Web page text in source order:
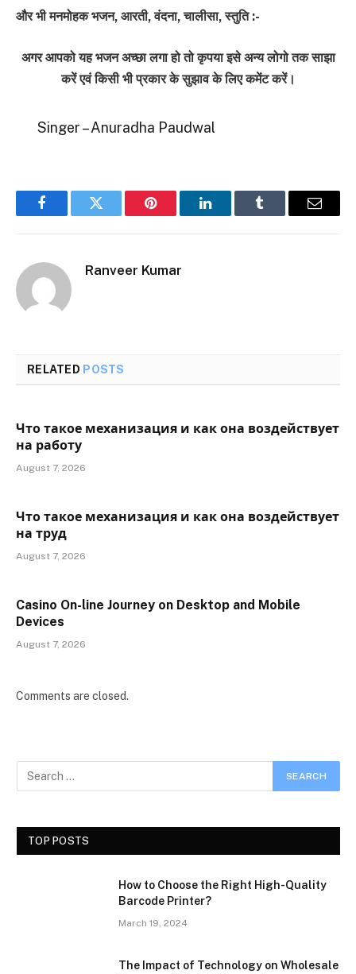
और भी मनमोहक भजन, आरती, वंदना, चालीसा, स्तुति :-
अगर आपको यह भजन अच्छा लगा हो तो कृपया इसे अन्य लोगो तक साझा
करें एवं किसी भी प्रकार के सुझाव के लिए कमेंट करें।
Singer – Anuradha Paudwal
FacebookTwitter Pinterest LinkedInTumblr Email
Ranveer Kumar
RELATED POSTS
Что такое механизация и как она воздействует
на работу
August 7, 2026
Что такое механизация и как она воздействует
на труд
August 7, 2026
Casino On-line Journey on Desktop and Mobile
Devices
August 7, 2026
Comments are closed.
TOP POSTS
How to Choose the Right High-Quality
Barcode Printer?
March 19, 2024
The Impact of Technology on Wholesale